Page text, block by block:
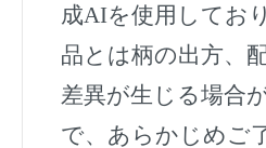
成AIを使用してお
品とは柄の出方、
差異が生じる場合
で、あらかじめご